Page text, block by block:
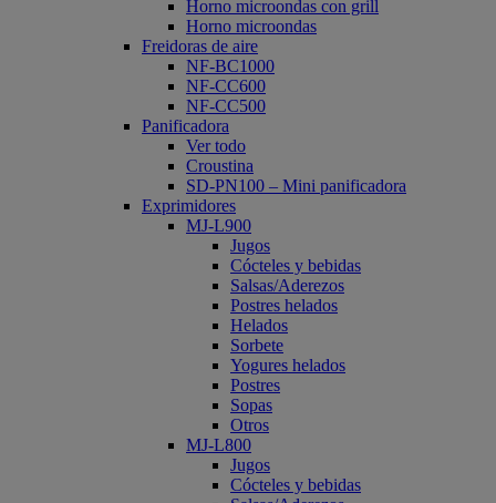
Horno microondas con grill
Horno microondas
Freidoras de aire
NF-BC1000
NF-CC600
NF-CC500
Panificadora
Ver todo
Croustina
SD-PN100 – Mini panificadora
Exprimidores
MJ-L900
Jugos
Cócteles y bebidas
Salsas/Aderezos
Postres helados
Helados
Sorbete
Yogures helados
Postres
Sopas
Otros
MJ-L800
Jugos
Cócteles y bebidas